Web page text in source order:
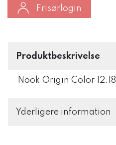
Frisørlogin
Produktbeskrivelse
Nook Origin Color 12.18
Yderligere information